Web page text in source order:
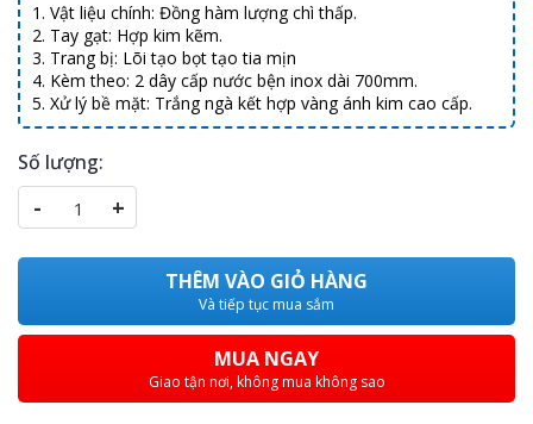
1. Vật liệu chính: Đồng hàm lượng chì thấp.
2. Tay gạt: Hợp kim kẽm.
3. Trang bị: Lõi tạo bọt tạo tia mịn
4. Kèm theo: 2 dây cấp nước bện inox dài 700mm.
5. Xử lý bề mặt: Trắng ngà kết hợp vàng ánh kim cao cấp.
Số lượng:
- +
THÊM VÀO GIỎ HÀNG
Và tiếp tục mua sắm
MUA NGAY
Giao tận nơi, không mua không sao